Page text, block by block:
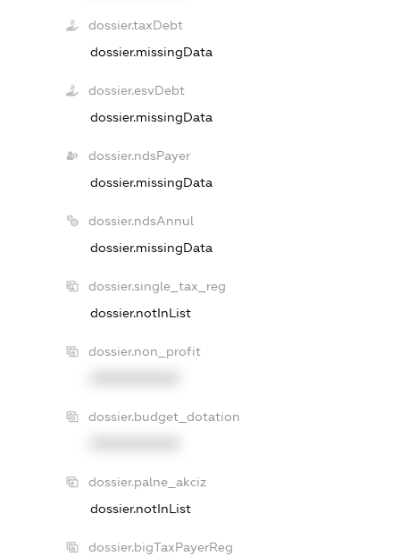
dossier.taxDebt
dossier.missingData
dossier.esvDebt
dossier.missingData
dossier.ndsPayer
dossier.missingData
dossier.ndsAnnul
dossier.missingData
dossier.single_tax_reg
dossier.notInList
dossier.non_profit
dossier.budget_dotation
dossier.palne_akciz
dossier.notInList
dossier.bigTaxPayerReg